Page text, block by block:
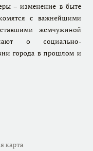
– изменение в быте
с важнейшими
жемчужиной
о социально-
города в прошлом и
карта